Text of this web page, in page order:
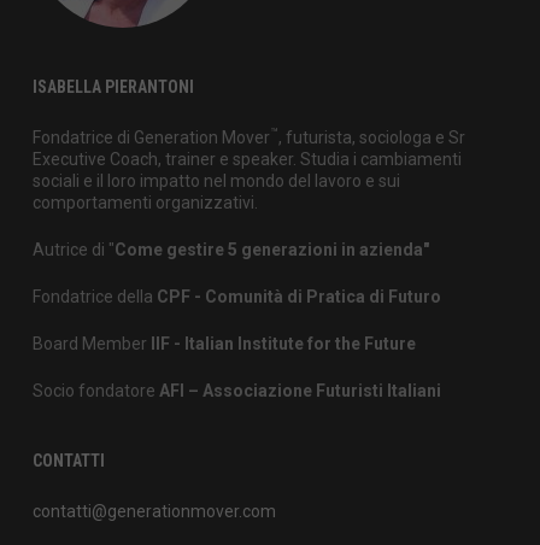
ISABELLA PIERANTONI
Fondatrice di Generation Mover™, futurista, sociologa e Sr
Executive Coach, trainer e speaker. Studia i cambiamenti
sociali e il loro impatto nel mondo del lavoro e sui
comportamenti organizzativi.
Autrice di "Come gestire 5 generazioni in azienda"
Fondatrice della CPF - Comunità di Pratica di Futuro
Board Member IIF - Italian Institute for the Future
Socio fondatore AFI – Associazione Futuristi Italiani
CONTATTI
contatti@generationmover.com